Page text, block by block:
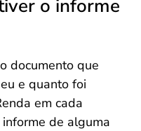
o informe
documento que
e quanto foi
em cada
de alguma